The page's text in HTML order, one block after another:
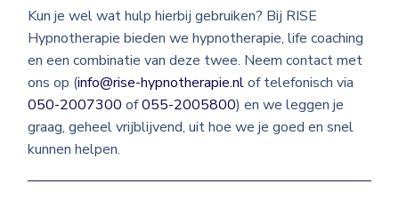
Kun je wel wat hulp hierbij gebruiken? Bij RISE
Hypnotherapie bieden we hypnotherapie, life coaching
en een combinatie van deze twee. Neem contact met
ons op (info@rise-hypnotherapie.nlof telefonisch via
050-2007300 of055-2005800) en we leggen je
graag, geheel vrijblijvend, uit hoe we je goed en snel
kunnen helpen.